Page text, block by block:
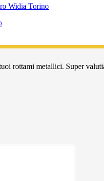
rottami metallici. Super